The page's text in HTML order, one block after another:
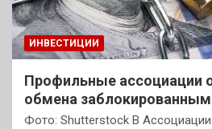
ИНВЕСТИЦИИ
Профильные ассоциации
обмена
Фото: Shutterstock В